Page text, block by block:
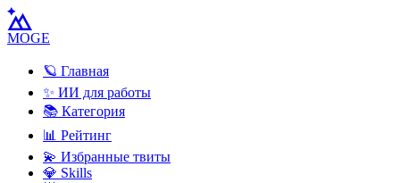
MOGE
🪐 Главная
✨ ИИ для работы
📚 Категория
📊 Рейтинг
💫 Избранные твиты
💎 Skills